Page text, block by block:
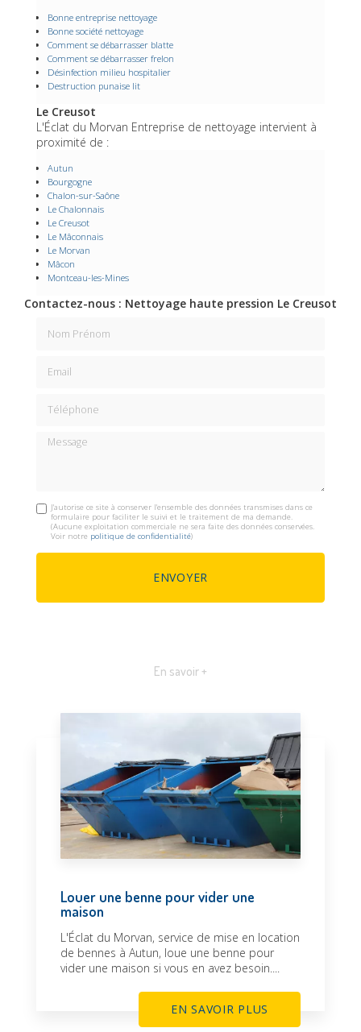
Bonne entreprise nettoyage
Bonne société nettoyage
Comment se débarrasser blatte
Comment se débarrasser frelon
Désinfection milieu hospitalier
Destruction punaise lit
Le Creusot
L'Éclat du Morvan Entreprise de nettoyage intervient à
proximité de :
Autun
Bourgogne
Chalon-sur-Saône
Le Chalonnais
Le Creusot
Le Mâconnais
Le Morvan
Mâcon
Montceau-les-Mines
Contactez-nous : Nettoyage haute pression Le Creusot
Message
J'autorise ce site à conserver l'ensemble des données transmises dans ce
formulaire pour faciliter le suivi et le traitement de ma demande.
(Aucune exploitation commerciale ne sera faite des données conservées.
Voir notre politique de confidentialité)
En savoir +
Louer une benne pour vider une
maison
L'Éclat du Morvan, service de mise en location
de bennes à Autun, loue une benne pour
vider une maison si vous en avez besoin....
EN SAVOIR PLUS